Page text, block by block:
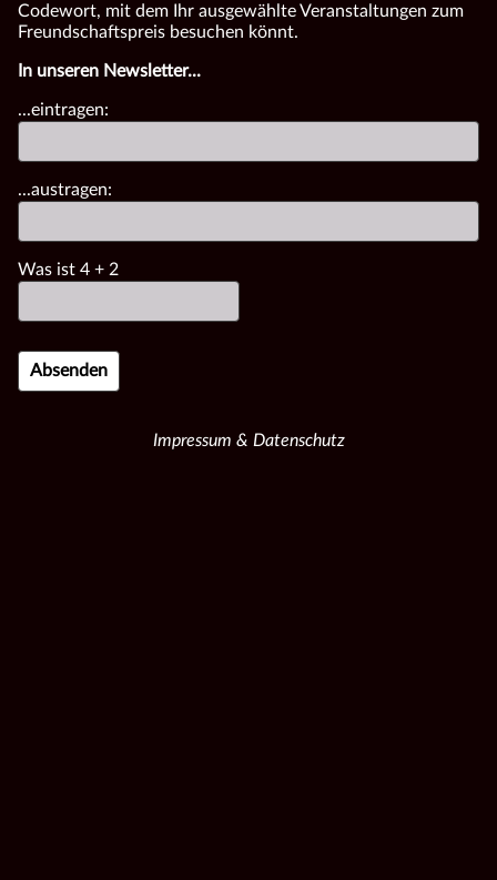
Codewort, mit dem Ihr ausgewählte Veranstaltungen zum
Freundschaftspreis besuchen könnt.
In unseren Newsletter...
...eintragen:
...austragen:
Was ist 4 + 2
Impressum & Datenschutz